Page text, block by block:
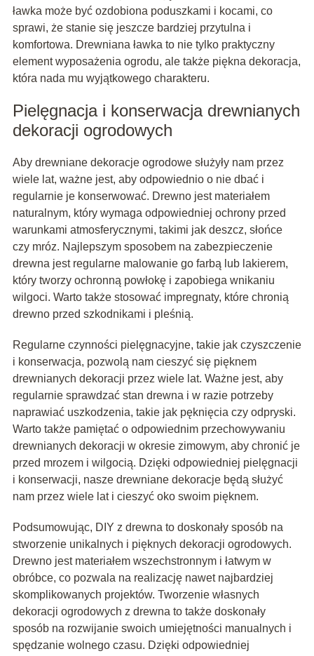
ławka może być ozdobiona poduszkami i kocami, co
sprawi, że stanie się jeszcze bardziej przytulna i
komfortowa. Drewniana ławka to nie tylko praktyczny
element wyposażenia ogrodu, ale także piękna dekoracja,
która nada mu wyjątkowego charakteru.
Pielęgnacja i konserwacja drewnianych
dekoracji ogrodowych
Aby drewniane dekoracje ogrodowe służyły nam przez
wiele lat, ważne jest, aby odpowiednio o nie dbać i
regularnie je konserwować. Drewno jest materiałem
naturalnym, który wymaga odpowiedniej ochrony przed
warunkami atmosferycznymi, takimi jak deszcz, słońce
czy mróz. Najlepszym sposobem na zabezpieczenie
drewna jest regularne malowanie go farbą lub lakierem,
który tworzy ochronną powłokę i zapobiega wnikaniu
wilgoci. Warto także stosować impregnaty, które chronią
drewno przed szkodnikami i pleśnią.
Regularne czynności pielęgnacyjne, takie jak czyszczenie
i konserwacja, pozwolą nam cieszyć się pięknem
drewnianych dekoracji przez wiele lat. Ważne jest, aby
regularnie sprawdzać stan drewna i w razie potrzeby
naprawiać uszkodzenia, takie jak pęknięcia czy odpryski.
Warto także pamiętać o odpowiednim przechowywaniu
drewnianych dekoracji w okresie zimowym, aby chronić je
przed mrozem i wilgocią. Dzięki odpowiedniej pielęgnacji
i konserwacji, nasze drewniane dekoracje będą służyć
nam przez wiele lat i cieszyć oko swoim pięknem.
Podsumowując, DIY z drewna to doskonały sposób na
stworzenie unikalnych i pięknych dekoracji ogrodowych.
Drewno jest materiałem wszechstronnym i łatwym w
obróbce, co pozwala na realizację nawet najbardziej
skomplikowanych projektów. Tworzenie własnych
dekoracji ogrodowych z drewna to także doskonały
sposób na rozwijanie swoich umiejętności manualnych i
spędzanie wolnego czasu. Dzięki odpowiedniej